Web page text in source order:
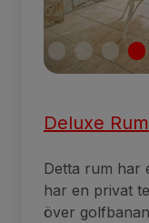
Deluxe Rum
Detta rum har
har en privat
över